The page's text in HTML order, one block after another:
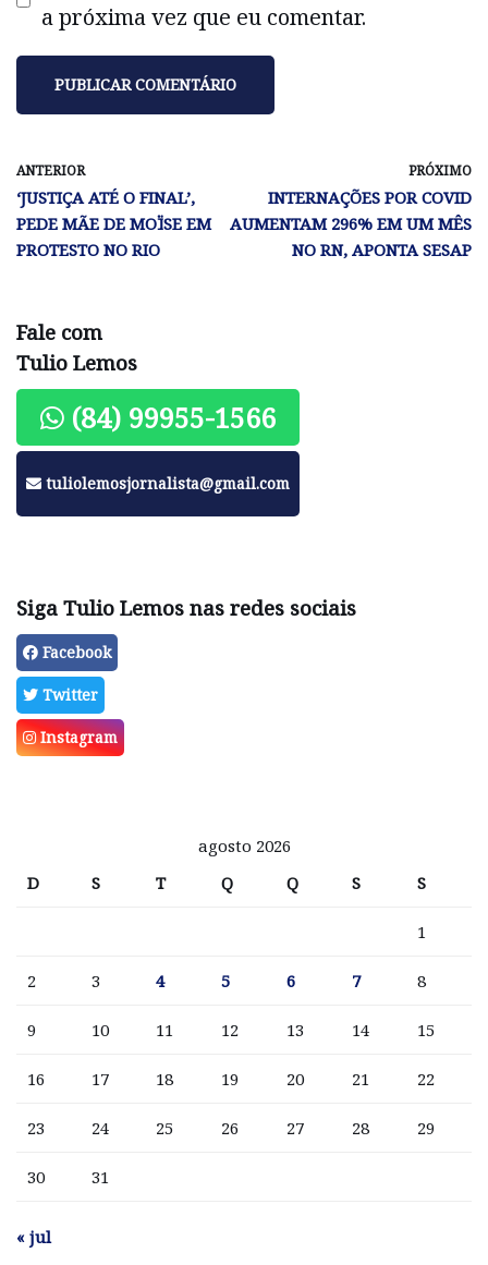
a próxima vez que eu comentar.
ANTERIOR
‘JUSTIÇA ATÉ O FINAL’,
PEDE MÃE DE MOÏSE EM
PROTESTO NO RIO
PRÓXIMO
INTERNAÇÕES POR COVID
AUMENTAM 296% EM UM MÊS
NO RN, APONTA SESAP
Fale com
Tulio Lemos
(84) 99955-1566
tuliolemosjornalista@gmail.com
Siga Tulio Lemos nas redes sociais
Facebook
Twitter
Instagram
agosto 2026
D
S T Q Q S S
1
2 3 4 5 6 7 8
9 10 11 12 13 14 15
16 17 18 19 20 21 22
23 24 25 26 27 28 29
30 31
« jul